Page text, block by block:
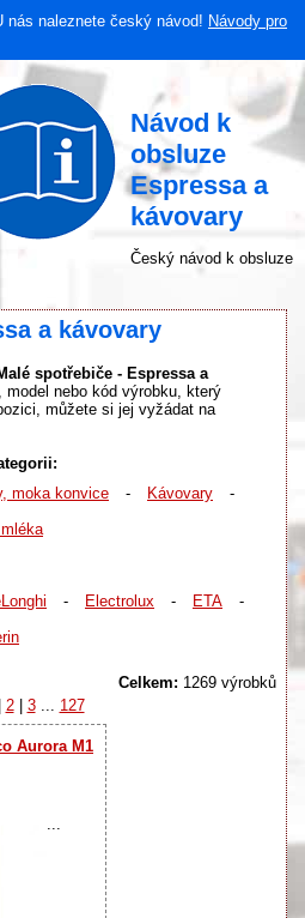
nás naleznete český návod! Návody pro
Návod k
obsluze
Espressa a
kávovary
Český návod k obsluze
a kávovary
spotřebiče - Espressa a
model nebo kód výrobku, který
můžete si jej vyžádat na
moka konvice - Kávovary
-
- Electrolux - ETA
-
Celkem: 1269 výrobků
| 2 | 3 127
Aurora M1